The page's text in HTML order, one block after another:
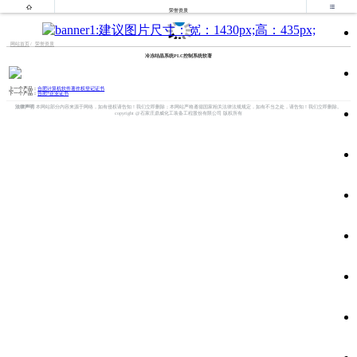

荣誉资质

网站首页 荣誉资质
冷冻结晶系统PLC控制系统软著
上一个产品：合肥计算机软件著作权登记证书
下一个产品：合肥*企业证书
法律声明 本网站部分内容来源于网络，如有侵权请告知！我们立即删除；本网站严格遵循国家相关法律法规规定，如有不当之处，请告知！我们立即删除。
copyright @石家庄鼎威化工装备工程股份有限公司 版权所有